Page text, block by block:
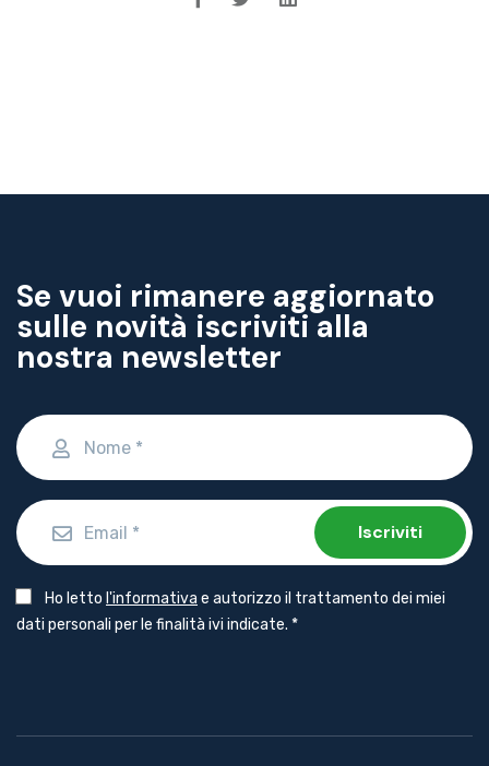
Se vuoi rimanere aggiornato
sulle novità iscriviti alla
nostra newsletter
Iscriviti
Obbligatorio
Ho letto l'informativa e autorizzo il trattamento dei miei
dati personali per le finalità ivi indicate. *